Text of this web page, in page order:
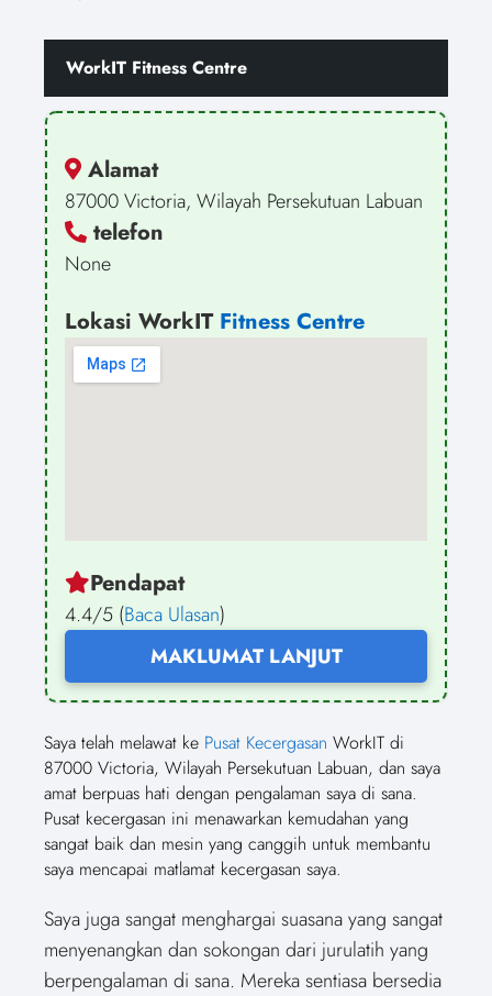
WorkIT Fitness Centre
Alamat
87000 Victoria, Wilayah Persekutuan Labuan
telefon
None
Lokasi WorkIT Fitness Centre
Pendapat
4.4/5 (Baca Ulasan)
MAKLUMAT LANJUT
Saya telah melawat ke Pusat Kecergasan WorkIT di
87000 Victoria, Wilayah Persekutuan Labuan, dan saya
amat berpuas hati dengan pengalaman saya di sana.
Pusat kecergasan ini menawarkan kemudahan yang
sangat baik dan mesin yang canggih untuk membantu
saya mencapai matlamat kecergasan saya.
Saya juga sangat menghargai suasana yang sangat
menyenangkan dan sokongan dari jurulatih yang
berpengalaman di sana. Mereka sentiasa bersedia